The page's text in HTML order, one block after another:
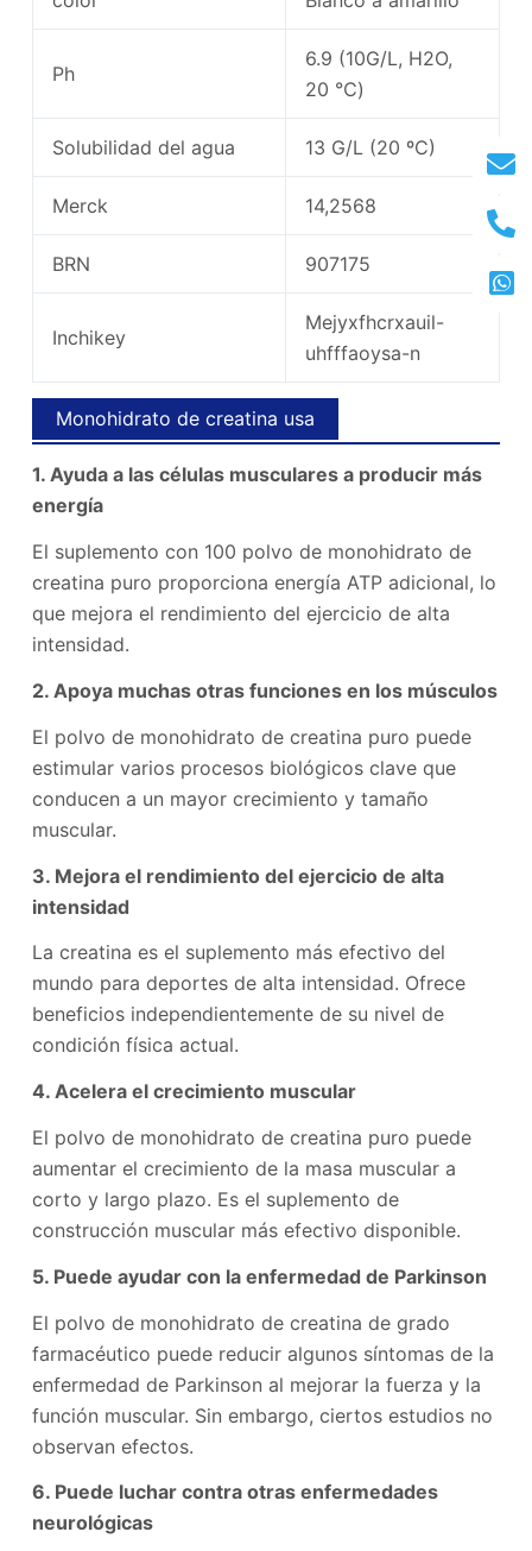
Ph
6.9 (10G/L, H2O,
20 ℃)
Solubilidad del agua 13 G/L (20 ºC)
Merck 14,2568
BRN 907175
Inchikey
Mejyxfhcrxauil-
uhfffaoysa-n
Monohidrato de creatina usa
1. Ayuda a las células musculares a producir más
energía
El suplemento con 100 polvo de monohidrato de
creatina puro proporciona energía ATP adicional, lo
que mejora el rendimiento del ejercicio de alta
intensidad.
2. Apoya muchas otras funciones en los músculos
El polvo de monohidrato de creatina puro puede
estimular varios procesos biológicos clave que
conducen a un mayor crecimiento y tamaño
muscular.
3. Mejora el rendimiento del ejercicio de alta
intensidad
La creatina es el suplemento más efectivo del
mundo para deportes de alta intensidad. Ofrece
beneficios independientemente de su nivel de
condición física actual.
4. Acelera el crecimiento muscular
El polvo de monohidrato de creatina puro puede
aumentar el crecimiento de la masa muscular a
corto y largo plazo. Es el suplemento de
construcción muscular más efectivo disponible.
5. Puede ayudar con la enfermedad de Parkinson
El polvo de monohidrato de creatina de grado
farmacéutico puede reducir algunos síntomas de la
enfermedad de Parkinson al mejorar la fuerza y ​​la
función muscular. Sin embargo, ciertos estudios no
observan efectos.
6. Puede luchar contra otras enfermedades
neurológicas